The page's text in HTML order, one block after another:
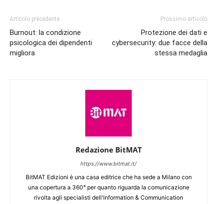
Articolo precedente
Burnout: la condizione
psicologica dei dipendenti
migliora
Prossimo articolo
Protezione dei dati e
cybersecurity: due facce della
stessa medaglia
Redazione BitMAT
https://www.bitmat.it/
BitMAT Edizioni è una casa editrice che ha sede a Milano con
una copertura a 360° per quanto riguarda la comunicazione
rivolta agli specialisti dell'lnformation & Communication